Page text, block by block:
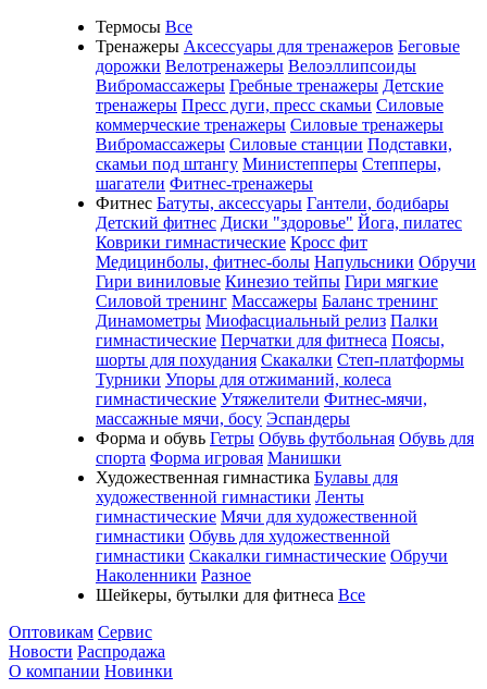
Термосы Все
Тренажеры Аксессуары для тренажеров Беговые
дорожки Велотренажеры Велоэллипсоиды
Вибромассажеры Гребные тренажеры Детские
тренажеры Пресс дуги, пресс скамьи Силовые
коммерческие тренажеры Силовые тренажеры
Вибромассажеры Силовые станции Подставки,
скамьи под штангу Министепперы Степперы,
шагатели Фитнес-тренажеры
Фитнес Батуты, аксессуары Гантели, бодибары
Детский фитнес Диски "здоровье" Йога, пилатес
Коврики гимнастические Кросс фит
Медицинболы, фитнес-болы Напульсники Обручи
Гири виниловые Кинезио тейпы Гири мягкие
Силовой тренинг Массажеры Баланс тренинг
Динамометры Миофасциальный релиз Палки
гимнастические Перчатки для фитнеса Поясы,
шорты для похудания Скакалки Степ-платформы
Турники Упоры для отжиманий, колеса
гимнастические Утяжелители Фитнес-мячи,
массажные мячи, босу Эспандеры
Форма и обувь Гетры Обувь футбольная Обувь для
спорта Форма игровая Манишки
Художественная гимнастика Булавы для
художественной гимнастики Ленты
гимнастические Мячи для художественной
гимнастики Обувь для художественной
гимнастики Скакалки гимнастические Обручи
Наколенники Разное
Шейкеры, бутылки для фитнеса Все
Оптовикам Сервис
Новости Распродажа
О компании Новинки